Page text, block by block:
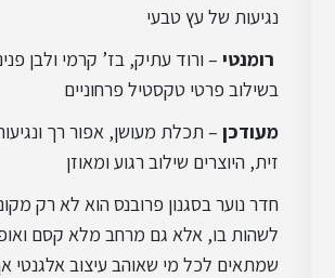
עיצוב קלאסי
נגיעות של עץ טבעי
רומנטי – ורוד עתיק, בז’ קרמי ולבן
בשילוב פרטי טקסטיל פרחוניים
מעודכן – תכלת מעושן, אפור רך
זית, היוצרים שילוב רגוע ומאוזן
חדר נוער בסגנון פרובנס הוא לא רק
לשהות בו, אלא גם מרחב מלא קסם
שמתאים לכל מי שאוהב עיצוב אלגנטי